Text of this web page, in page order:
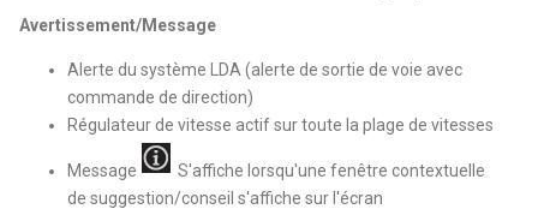
Avertissement/Message
Alerte du système LDA (alerte de sortie de voie avec
commande de direction)
Régulateur de vitesse actif sur toute la plage de vitesses
Message
S'affiche lorsqu'une fenêtre contextuelle
de suggestion/conseil s'affiche sur l'écran